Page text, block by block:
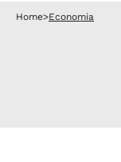
Home>Economia